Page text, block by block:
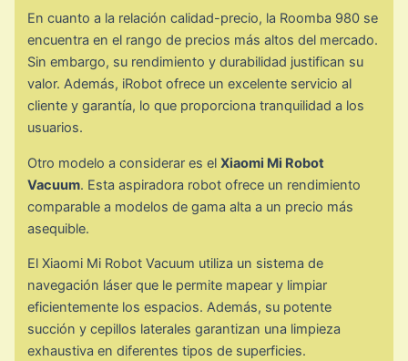
En cuanto a la relación calidad-precio, la Roomba 980 se
encuentra en el rango de precios más altos del mercado.
Sin embargo, su rendimiento y durabilidad justifican su
valor. Además, iRobot ofrece un excelente servicio al
cliente y garantía, lo que proporciona tranquilidad a los
usuarios.
Otro modelo a considerar es elXiaomi Mi Robot
Vacuum. Esta aspiradora robot ofrece un rendimiento
comparable a modelos de gama alta a un precio más
asequible.
El Xiaomi Mi Robot Vacuum utiliza un sistema de
navegación láser que le permite mapear y limpiar
eficientemente los espacios. Además, su potente
succión y cepillos laterales garantizan una limpieza
exhaustiva en diferentes tipos de superficies.